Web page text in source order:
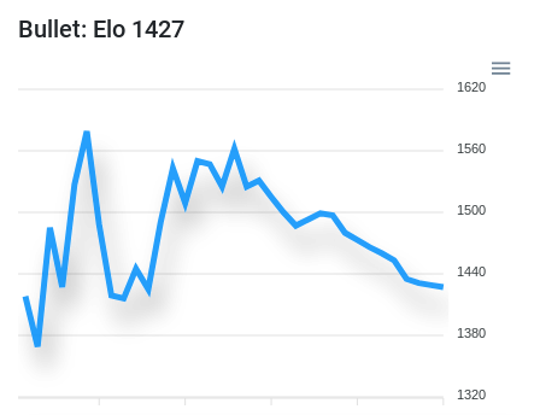
Bullet: Elo 1427
1620
1560
1500
1440
1380
1320